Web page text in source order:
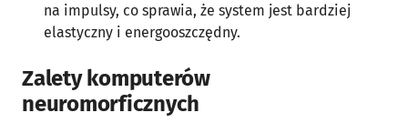
na impulsy, co sprawia, że system jest bardziej
elastyczny i energooszczędny.
Zalety komputerów
neuromorficznych